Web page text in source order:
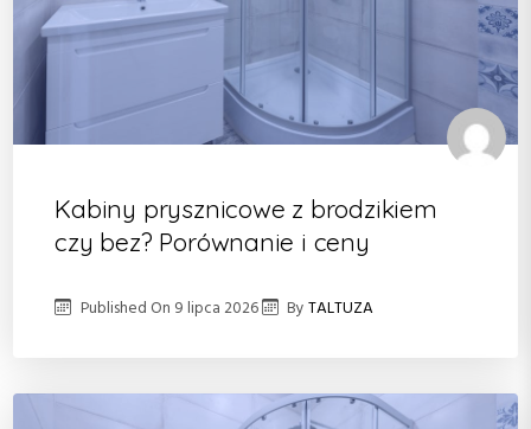
Kabiny prysznicowe z brodzikiem
czy bez? Porównanie i ceny
Published On 9 lipca 2026 ByTALTUZA